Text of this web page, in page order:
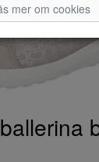
mer om cookies